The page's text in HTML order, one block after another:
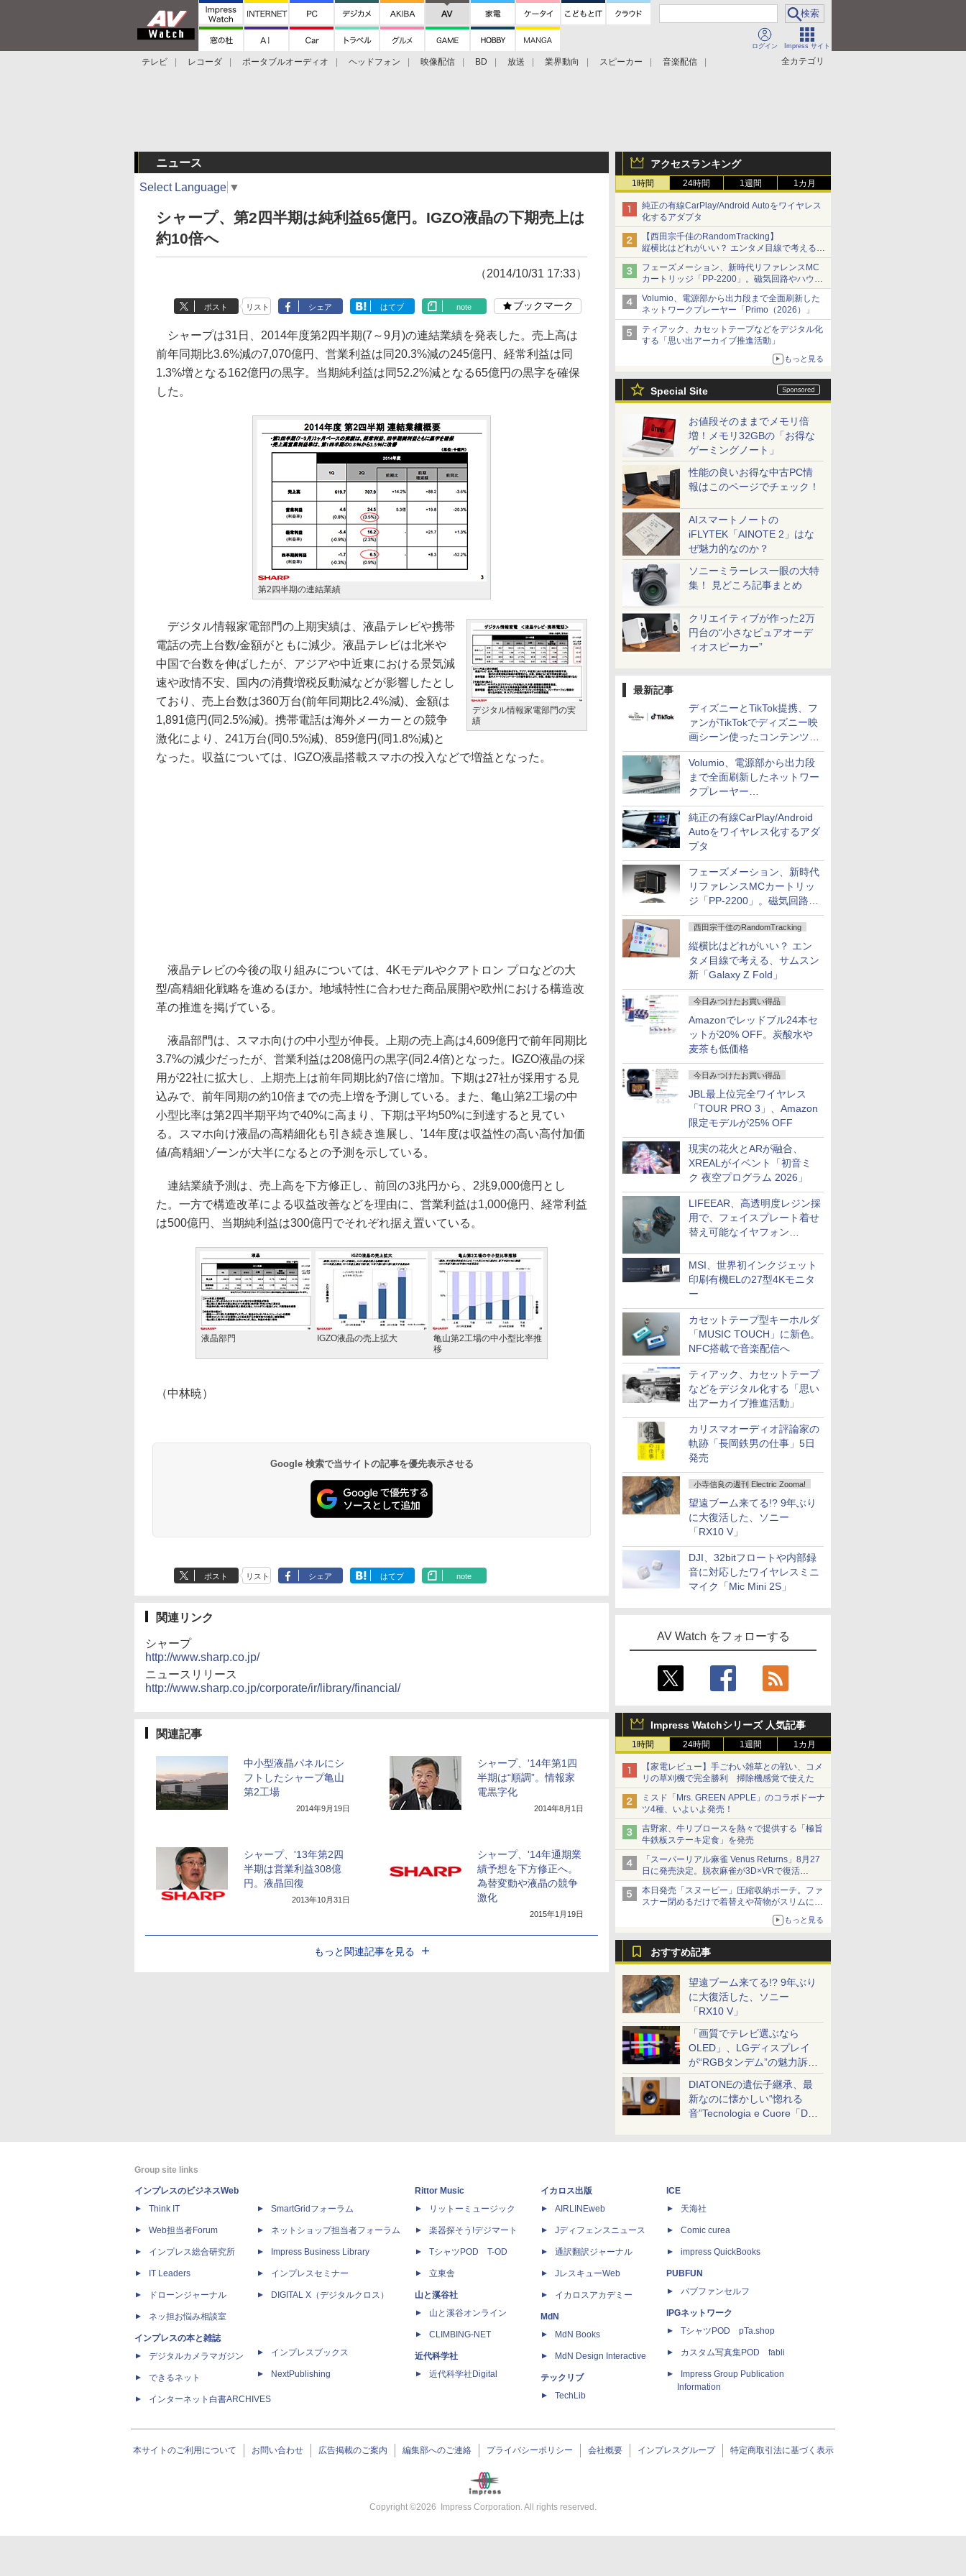
ログイン Impress サイト
全カテゴリ
テレビ レコーダ ポータブルオーディオ ヘッドフォン 映像配信 BD 放送 業界動向 スピーカー
音楽配信
アクセスランキング
1時間 24時間 1週間 1カ月
純正の有線CarPlay/Android Autoをワイヤレス
化するアダプタ
【西田宗千佳のRandomTracking】
縦横比はどれがいい？ エンタメ目線で考える、
サムスン新「Galaxy Z Fold」
フェーズメーション、新時代リファレンスMC
カートリッジ「PP-2200」。磁気回路やハウジ
ングを根本から見直し
Volumio、電源部から出力段まで全面刷新した
ネットワークプレーヤー「Primo（2026）」
ティアック、カセットテープなどをデジタル化
する「思い出アーカイブ推進活動」
もっと見る
Special Site
お値段そのままでメモリ倍
増！メモリ32GBの「お得な
ゲーミングノート」
性能の良いお得な中古PC情
報はこのページでチェック！
AIスマートノートの
iFLYTEK「AINOTE 2」はな
ぜ魅力的なのか？
ソニーミラーレス一眼の大特
集！ 見どころ記事まとめ
クリエイティブが作った2万
円台の“小さなピュアオーデ
ィオスピーカー”
最新記事
ディズニーとTikTok提携、フ
ァンがTikTokでディズニー映
画シーン使ったコンテンツ制
作、Disney+にも配信
Volumio、電源部から出力段
まで全面刷新したネットワー
クプレーヤー
「Primo（2026）」
純正の有線CarPlay/Android
Autoをワイヤレス化するアダ
プタ
フェーズメーション、新時代
リファレンスMCカートリッ
ジ「PP-2200」。磁気回路や
ハウジングを根本から見直し
西田宗千佳のRandomTracking
縦横比はどれがいい？ エン
タメ目線で考える、サムスン
新「Galaxy Z Fold」
今日みつけたお買い得品
Amazonでレッドブル24本セ
ットが20% OFF。炭酸水や
麦茶も低価格
今日みつけたお買い得品
JBL最上位完全ワイヤレス
「TOUR PRO 3」、Amazon
限定モデルが25% OFF
現実の花火とARが融合、
XREALがイベント「初音ミ
ク 夜空プログラム 2026」
LIFEEAR、高透明度レジン採
用で、フェイスプレート着せ
替え可能なイヤフォン
MSI、世界初インクジェット
印刷有機ELの27型4Kモニタ
ー
カセットテープ型キーホルダ
「MUSIC TOUCH」に新色。
NFC搭載で音楽配信へ
ティアック、カセットテープ
などをデジタル化する「思い
出アーカイブ推進活動」
カリスマオーディオ評論家の
軌跡「長岡鉄男の仕事」5日
発売
小寺信良の週刊 Electric Zooma!
望遠ブーム来てる!? 9年ぶり
に大復活した、ソニー
「RX10 V」
DJI、32bitフロートや内部録
音に対応したワイヤレスミニ
マイク「Mic Mini 2S」
AV Watch をフォローする
Impress Watchシリーズ 人気記事
1時間 24時間 1週間 1カ月
【家電レビュー】手ごわい雑草との戦い、コメ
リの草刈機で完全勝利 掃除機感覚で使えた
ミスド「Mrs. GREEN APPLE」のコラボドーナ
ツ4種、いよいよ発売！
吉野家、牛リブロースを熱々で提供する「極旨
牛鉄板ステーキ定食」を発売
「スーパーリアル麻雀 Venus Returns」8月27
日に発売決定。脱衣麻雀が3D×VRで復活
発売から2週間は20%オフになるセールが実施
本日発売「スヌーピー」圧縮収納ポーチ。ファ
スナー閉めるだけで着替えや荷物がスリムにま
もっと見る
おすすめ記事
望遠ブーム来てる!? 9年ぶり
に大復活した、ソニー
「RX10 V」
「画質でテレビ選ぶなら
OLED」、LGディスプレイ
が“RGBタンデム”の魅力訴
求。液晶とのガチ比較も
DIATONEの遺伝子継承、最
新なのに懐かしい“惚れる
音”Tecnologia e Cuore「DS-
ニュース
Select Language ▼
シャープ、第2四半期は純利益65億円。IGZO液晶の下期売上は
約10倍へ
（2014/10/31 17:33）
ポスト リスト シェア はてブ note ブックマーク
シャープは31日、2014年度第2四半期(7～9月)の連結業績を発表した。売上高は
前年同期比3.6%減の7,070億円、営業利益は同20.3%減の245億円、経常利益は同
1.3%増となる162億円の黒字。当期純利益は同52.2%減となる65億円の黒字を確保
した。
第2四半期の連結業績
デジタル情報家電部門の実
績
デジタル情報家電部門の上期実績は、液晶テレビや携帯
電話の売上台数/金額がともに減少。液晶テレビは北米や
中国で台数を伸ばしたが、アジアや中近東における景気減
速や政情不安、国内の消費増税反動減などが影響したとし
ており、売上台数は360万台(前年同期比2.4%減)、金額は
1,891億円(同2.5%減)。携帯電話は海外メーカーとの競争
激化により、241万台(同0.5%減)、859億円(同1.8%減)と
なった。収益については、IGZO液晶搭載スマホの投入などで増益となった。
液晶テレビの今後の取り組みについては、4Kモデルやクアトロン プロなどの大
型/高精細化戦略を進めるほか。地域特性に合わせた商品展開や欧州における構造改
革の推進を掲げている。
液晶部門は、スマホ向けの中小型が伸長。上期の売上高は4,609億円で前年同期比
3.7%の減少だったが、営業利益は208億円の黒字(同2.4倍)となった。IGZO液晶の採
用が22社に拡大し、上期売上は前年同期比約7倍に増加。下期は27社が採用する見
込みで、前年同期の約10倍までの売上増を予測している。また、亀山第2工場の中
小型比率は第2四半期平均で40%に高まり、下期は平均50%に到達すると見てい
る。スマホ向け液晶の高精細化も引き続き進展し、'14年度は収益性の高い高付加価
値/高精細ゾーンが大半になるとの予測を示している。
連結業績予測は、売上高を下方修正し、前回の3兆円から、2兆9,000億円とし
た。一方で構造改革による収益改善などを理由に、営業利益は1,000億円、経常利益
は500億円、当期純利益は300億円でそれぞれ据え置いている。
液晶部門 IGZO液晶の売上拡大
亀山第2工場の中小型比率推
移
（中林暁）
Google 検索で当サイトの記事を優先表示させる
ポスト リスト シェア はてブ note
関連リンク
シャープ
http://www.sharp.co.jp/
ニュースリリース
http://www.sharp.co.jp/corporate/ir/library/financial/
関連記事
中小型液晶パネルにシ
フトしたシャープ亀山
第2工場
2014年9月19日
シャープ、'14年第1四
半期は“順調”。情報家
電黒字化
2014年8月1日
シャープ、'13年第2四
半期は営業利益308億
円。液晶回復
2013年10月31日
シャープ、'14年通期業
績予想を下方修正へ。
為替変動や液晶の競争
激化
2015年1月19日
もっと関連記事を見る
Group site links
インプレスのビジネスWeb
Think IT
Web担当者Forum
インプレス総合研究所
IT Leaders
ドローンジャーナル
ネッ担お悩み相談室
インプレスの本と雑誌
デジタルカメラマガジン
できるネット
インターネット白書ARCHIVES
SmartGridフォーラム
ネットショップ担当者フォーラム
Impress Business Library
インプレスセミナー
DIGITAL X（デジタルクロス）
インプレスブックス
NextPublishing
Rittor Music
リットーミュージック
楽器探そう!デジマート
TシャツPOD T-OD
立東舎
山と溪谷社
山と溪谷オンライン
CLIMBING-NET
近代科学社
近代科学社Digital
イカロス出版
AIRLINEweb
Jディフェンスニュース
通訳翻訳ジャーナル
JレスキューWeb
イカロスアカデミー
MdN
MdN Books
MdN Design Interactive
テックリブ
TechLib
ICE
天海社
Comic curea
impress QuickBooks
PUBFUN
パブファンセルフ
IPGネットワーク
TシャツPOD pTa.shop
カスタム写真集POD fabli
Impress Group Publication
Information
本サイトのご利用について お問い合わせ 広告掲載のご案内 編集部へのご連絡 プライバシーポリシー 会社概要 インプレスグループ 特定商取引法に基づく表示
Copyright ©2026 Impress Corporation. All rights reserved.